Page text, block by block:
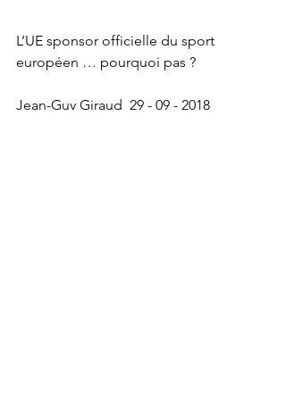
L’UE sponsor officielle du sport
européen … pourquoi pas ?
Jean-Guy Giraud  29 - 09 - 2018